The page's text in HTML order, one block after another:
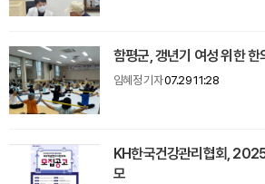
함평군, 갱년기 여성 위한
임혜정 기자07.29 11:28
KH한국건강관리협회,
모